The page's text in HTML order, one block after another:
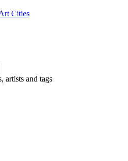
Cities
artists and tags